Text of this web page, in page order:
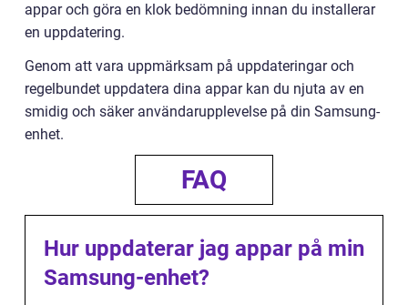
appar och göra en klok bedömning innan du installerar
en uppdatering.
Genom att vara uppmärksam på uppdateringar och
regelbundet uppdatera dina appar kan du njuta av en
smidig och säker användarupplevelse på din Samsung-
enhet.
FAQ
Hur uppdaterar jag appar på min
Samsung-enhet?